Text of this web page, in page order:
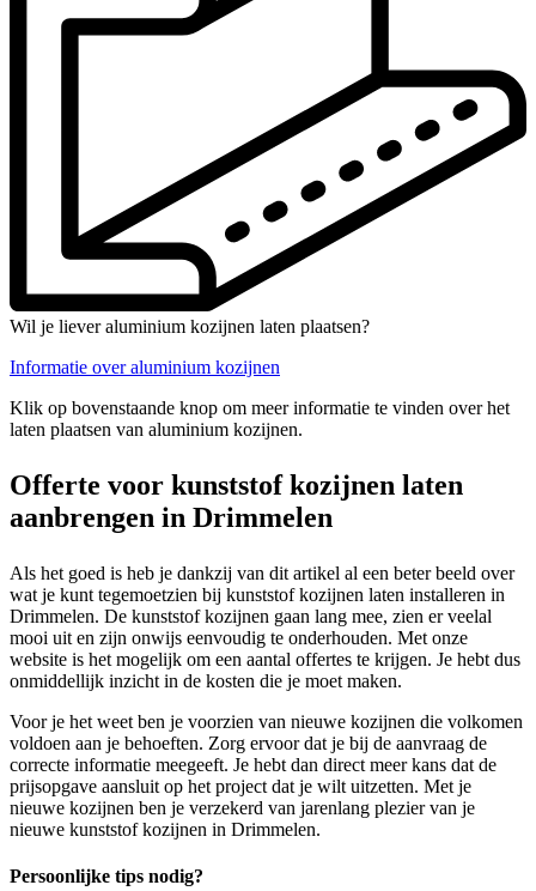
Wil je liever aluminium kozijnen laten plaatsen?
Informatie over aluminium kozijnen
Klik op bovenstaande knop om meer informatie te vinden over het
laten plaatsen van aluminium kozijnen.
Offerte voor kunststof kozijnen laten
aanbrengen in Drimmelen
Als het goed is heb je dankzij van dit artikel al een beter beeld over
wat je kunt tegemoetzien bij kunststof kozijnen laten installeren in
Drimmelen. De kunststof kozijnen gaan lang mee, zien er veelal
mooi uit en zijn onwijs eenvoudig te onderhouden. Met onze
website is het mogelijk om een aantal offertes te krijgen. Je hebt dus
onmiddellijk inzicht in de kosten die je moet maken.
Voor je het weet ben je voorzien van nieuwe kozijnen die volkomen
voldoen aan je behoeften. Zorg ervoor dat je bij de aanvraag de
correcte informatie meegeeft. Je hebt dan direct meer kans dat de
prijsopgave aansluit op het project dat je wilt uitzetten. Met je
nieuwe kozijnen ben je verzekerd van jarenlang plezier van je
nieuwe kunststof kozijnen in Drimmelen.
Persoonlijke tips nodig?